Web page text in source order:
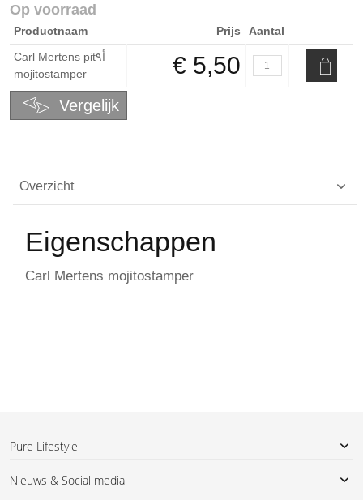
Op voorraad
Productnaam Prijs
Aantal
Carl Mertens pitﺃ٩
mojitostamper
€ 5,50
Vergelijk
Overzicht
Eigenschappen
Carl Mertens mojitostamper
Pure Lifestyle
Nieuws & Social media